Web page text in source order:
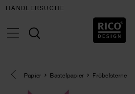
HÄNDLERSUCHE
Eine Kategorie zurück navigieren
Papier Bastelpapier Fröbelsterne